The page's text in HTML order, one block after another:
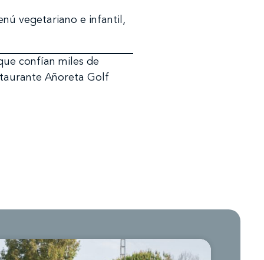
vegetariano e infantil,
confían miles de
Añoreta Golf